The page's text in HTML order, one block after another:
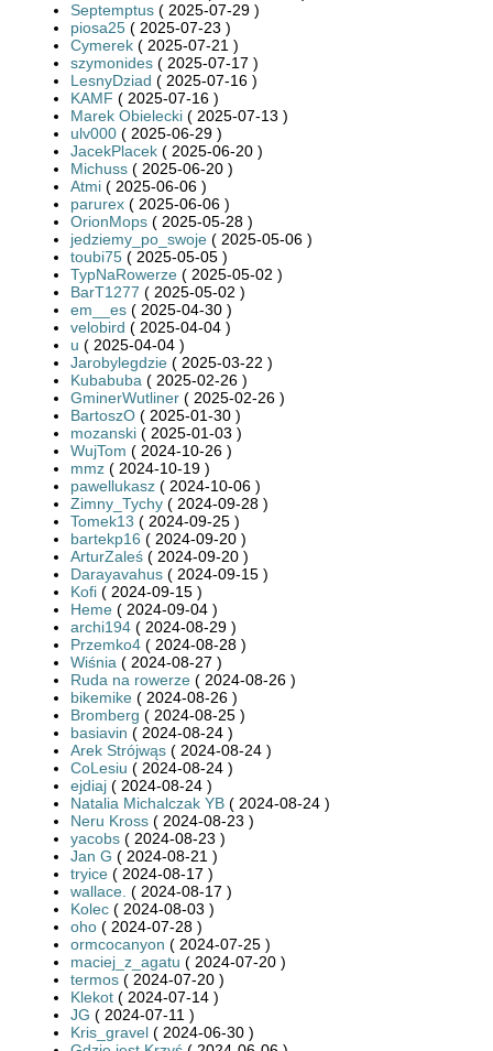
Septemptus ( 2025-07-29 )
piosa25 ( 2025-07-23 )
Cymerek ( 2025-07-21 )
szymonides ( 2025-07-17 )
LesnyDziad ( 2025-07-16 )
KAMF ( 2025-07-16 )
Marek Obielecki ( 2025-07-13 )
ulv000 ( 2025-06-29 )
JacekPlacek ( 2025-06-20 )
Michuss ( 2025-06-20 )
Atmi ( 2025-06-06 )
parurex ( 2025-06-06 )
OrionMops ( 2025-05-28 )
jedziemy_po_swoje ( 2025-05-06 )
toubi75 ( 2025-05-05 )
TypNaRowerze ( 2025-05-02 )
BarT1277 ( 2025-05-02 )
em__es ( 2025-04-30 )
velobird ( 2025-04-04 )
u ( 2025-04-04 )
Jarobylegdzie ( 2025-03-22 )
Kubabuba ( 2025-02-26 )
GminerWutliner ( 2025-02-26 )
BartoszO ( 2025-01-30 )
mozanski ( 2025-01-03 )
WujTom ( 2024-10-26 )
mmz ( 2024-10-19 )
pawellukasz ( 2024-10-06 )
Zimny_Tychy ( 2024-09-28 )
Tomek13 ( 2024-09-25 )
bartekp16 ( 2024-09-20 )
ArturZaleś ( 2024-09-20 )
Darayavahus ( 2024-09-15 )
Kofi ( 2024-09-15 )
Heme ( 2024-09-04 )
archi194 ( 2024-08-29 )
Przemko4 ( 2024-08-28 )
Wiśnia ( 2024-08-27 )
Ruda na rowerze ( 2024-08-26 )
bikemike ( 2024-08-26 )
Bromberg ( 2024-08-25 )
basiavin ( 2024-08-24 )
Arek Strójwąs ( 2024-08-24 )
CoLesiu ( 2024-08-24 )
ejdiaj ( 2024-08-24 )
Natalia Michalczak YB ( 2024-08-24 )
Neru Kross ( 2024-08-23 )
yacobs ( 2024-08-23 )
Jan G ( 2024-08-21 )
tryice ( 2024-08-17 )
wallace. ( 2024-08-17 )
Kolec ( 2024-08-03 )
oho ( 2024-07-28 )
ormcocanyon ( 2024-07-25 )
maciej_z_agatu ( 2024-07-20 )
termos ( 2024-07-20 )
Klekot ( 2024-07-14 )
JG ( 2024-07-11 )
Kris_gravel ( 2024-06-30 )